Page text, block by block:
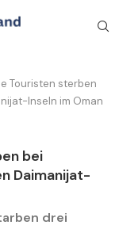
Touristen sterben
Inseln im Oman
bei
Daimanijat-
drei